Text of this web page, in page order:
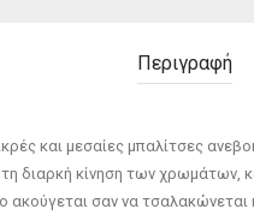
Περιγραφή
και μεσαίες μπαλίτσες
διαρκή κίνηση των χρωμάτων,
ακούγεται σαν να